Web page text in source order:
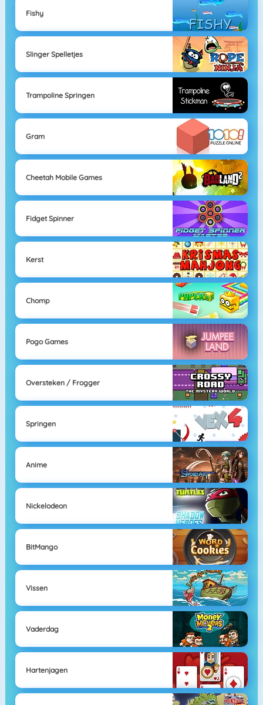
Fishy
Slinger Spelletjes
Trampoline Springen
Gram
Cheetah Mobile Games
Fidget Spinner
Kerst
Chomp
Pogo Games
Oversteken / Frogger
Springen
Anime
Nickelodeon
BitMango
Vissen
Vaderdag
Hartenjagen